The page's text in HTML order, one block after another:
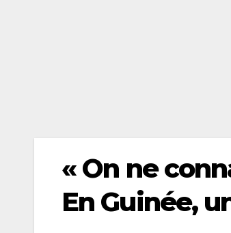
« On ne
En Guinée,